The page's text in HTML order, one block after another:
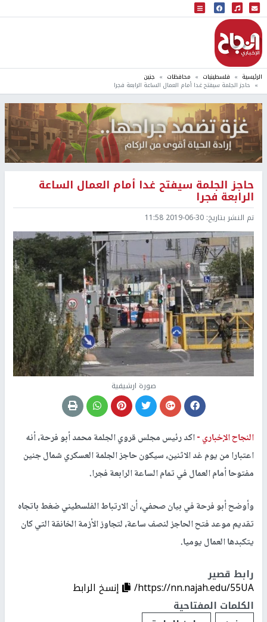
البث المباشر
إذاعة النجاح
الرئيسية فلسطينيات محافظات جنين
حاجز الجلمة سيفتح غدا أمام العمال الساعة الرابعة فجرا
حاجز الجلمة سيفتح غدا أمام العمال الساعة
الرابعة فجرا
تم النشر بتاريخ: 2019-06-30 11:58
صورة ارشيفية
النجاح الإخباري -اكد رئيس مجلس قروي الجلمة محمد أبو فرحة، أنه
اعتبارا من يوم غد الاثنين، سيكون حاجز الجلمة العسكري شمال جنين
مفتوحا أمام العمال في تمام الساعة الرابعة فجرا.
وأوضح أبو فرحة في بيان صحفي، أن الارتباط الفلسطيني ضغط باتجاه
تقديم موعد فتح الحاجز لنصف ساعة، لتجاوز الأزمة الخانقة التي كان
يتكبدها العمال يوميا.
رابط قصير
https://nn.najah.edu/55UA/
إنسخ الرابط
الكلمات المفتاحية